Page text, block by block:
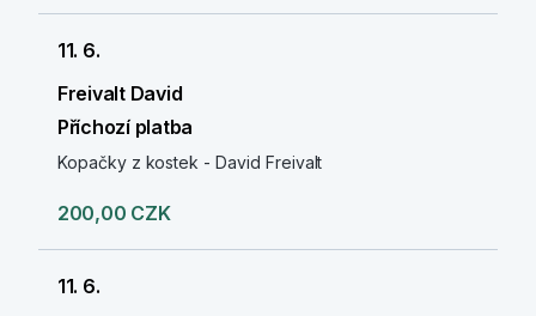
11. 6.
Freivalt David
Příchozí platba
Kopačky z kostek - David Freivalt
200,00 CZK
11. 6.